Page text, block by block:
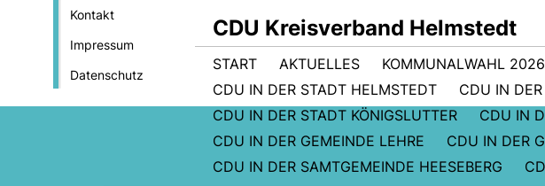
Kontakt
Impressum
Datenschutz
CDU Kreisverband Helmstedt
START AKTUELLES KOMMUNALWAHL 2026
CDU IN DER STADT HELMSTEDT
CDU IN
CDU IN DER STADT KÖNIGSLUTTER
CDU IN
CDU IN DER GEMEINDE LEHRE
CDU IN DER
CDU IN DER SAMTGEMEINDE HEESEBERG